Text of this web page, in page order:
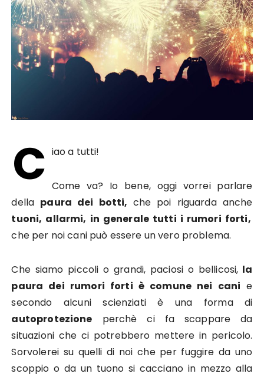
C iao a tutti!
Come va? Io bene, oggi vorrei parlare
della paura dei botti, che poi riguarda anche
tuoni, allarmi, in generale tutti i rumori forti,
che per noi cani può essere un vero problema.
Che siamo piccoli o grandi, paciosi o bellicosi, la
paura dei rumori forti è comune nei cani e
secondo alcuni scienziati è una forma di
autoprotezione perchè ci fa scappare da
situazioni che ci potrebbero mettere in pericolo.
Sorvolerei su quelli di noi che per fuggire da uno
scoppio o da un tuono si cacciano in mezzo alla